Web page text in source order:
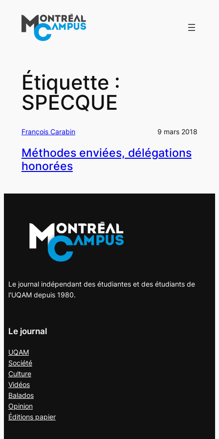
contenu
Étiquette :
SPECQUE
François Carabin 9 mars 2018
Méthodes enviées, délégations
honorées
Le journal indépendant des étudiantes et des étudiants de
l'UQAM depuis 1980.
Le journal
UQAM
Société
Culture
Vidéos
Balados
Opinion
Éditions papier